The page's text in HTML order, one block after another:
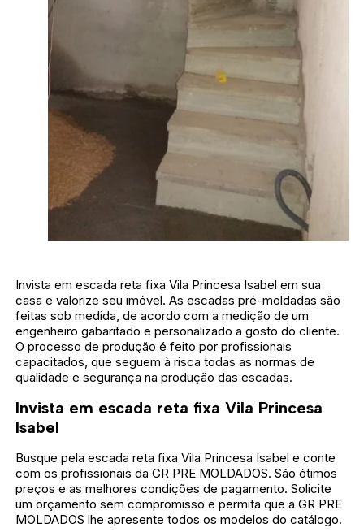
Invista em escada reta fixa Vila Princesa Isabel em sua
casa e valorize seu imóvel. As escadas pré-moldadas são
feitas sob medida, de acordo com a medição de um
engenheiro gabaritado e personalizado a gosto do cliente.
O processo de produção é feito por profissionais
capacitados, que seguem à risca todas as normas de
qualidade e segurança na produção das escadas.
Invista em escada reta fixa Vila Princesa
Isabel
Busque pela escada reta fixa Vila Princesa Isabel e conte
com os profissionais da GR PRE MOLDADOS. São ótimos
preços e as melhores condições de pagamento. Solicite
um orçamento sem compromisso e permita que a GR PRE
MOLDADOS lhe apresente todos os modelos do catálogo.